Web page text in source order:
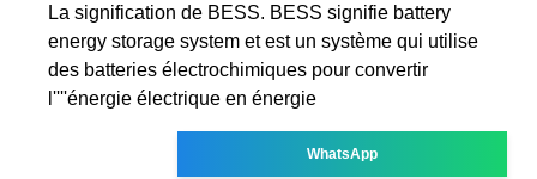
La signification de BESS. BESS signifie battery
energy storage system et est un système qui utilise
des batteries électrochimiques pour convertir
l''''énergie électrique en énergie
WhatsApp